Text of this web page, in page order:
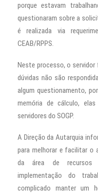
porque estavam
questionaram sobre a
é realizada via
CEAB/RPPS.
Neste processo, o servidor
dúvidas não são
algum questionamento,
memória de cálculo,
servidores do SOGP.
A Direção da Autarquia
para melhorar e facilitar o
da área de recursos
implementação do
complicado manter um